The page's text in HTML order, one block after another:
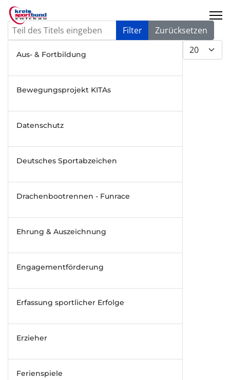
Teil des Titels eingeben Filter Zurücksetzen
Anzeige #
Aus- & Fortbildung
Bewegungsprojekt KITAs
Datenschutz
Deutsches Sportabzeichen
Drachenbootrennen - Funrace
Ehrung & Auszeichnung
Engagementförderung
Erfassung sportlicher Erfolge
Erzieher
Ferienspiele